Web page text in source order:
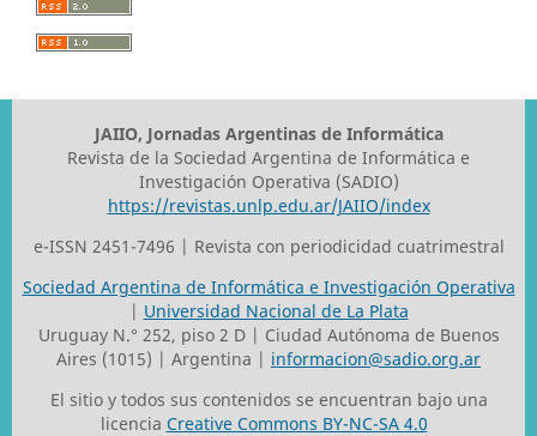
JAIIO, Jornadas Argentinas de Informática
Revista de la Sociedad Argentina de Informática e
Investigación Operativa (SADIO)
https://revistas.unlp.edu.ar/JAIIO/index
e-ISSN 2451-7496 | Revista con periodicidad cuatrimestral
Sociedad Argentina de Informática e Investigación Operativa
| Universidad Nacional de La Plata
Uruguay N.° 252, piso 2 D | Ciudad Autónoma de Buenos
Aires (1015) | Argentina | informacion@sadio.org.ar
El sitio y todos sus contenidos se encuentran bajo una
licencia Creative Commons BY-NC-SA 4.0